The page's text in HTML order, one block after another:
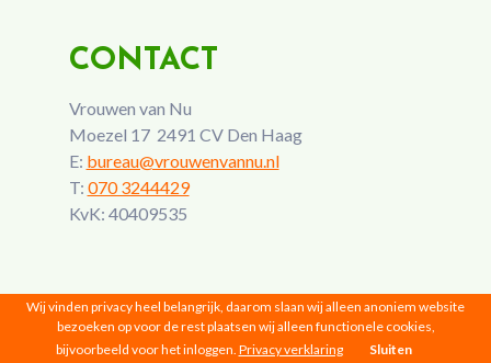
CONTACT
Vrouwen van Nu
Moezel 17 2491 CV Den Haag
E: bureau@vrouwenvannu.nl
T: 070 3244429
KvK: 40409535
Wij vinden privacy heel belangrijk, daarom slaan wij alleen anoniem website
bezoeken op voor de rest plaatsen wij alleen functionele cookies,
bijvoorbeeld voor het inloggen. Privacy verklaring Sluiten